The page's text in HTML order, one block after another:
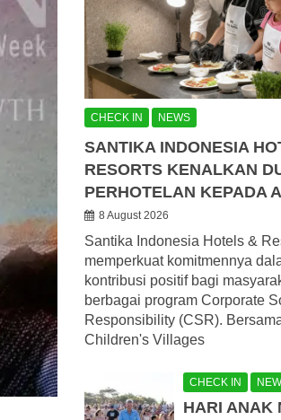
CHECK IN NEWS
SANTIKA INDONESIA
RESORTS KENALKAN
PERHOTELAN KEPADA
8 August 2026
Santika Indonesia Hotels &
memperkuat komitmennya
kontribusi positif bagi
berbagai program Corporate
Responsibility (CSR).
Children's Villages
CHECK IN
HARI ANAK